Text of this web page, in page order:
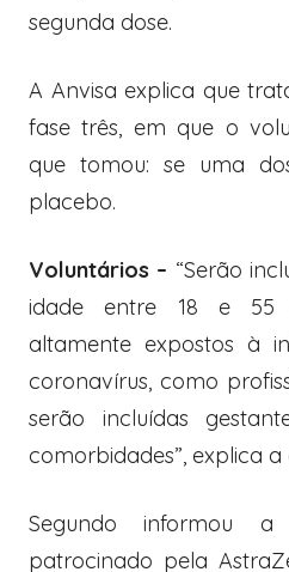
segunda dose.
A Anvisa explica que
fase três, em que o
que tomou: se uma
placebo.
Voluntários – “Serão
idade entre 18 e 55
altamente expostos à
coronavírus, como
serão incluídas
comorbidades”, explica
Segundo informou
patrocinado pela